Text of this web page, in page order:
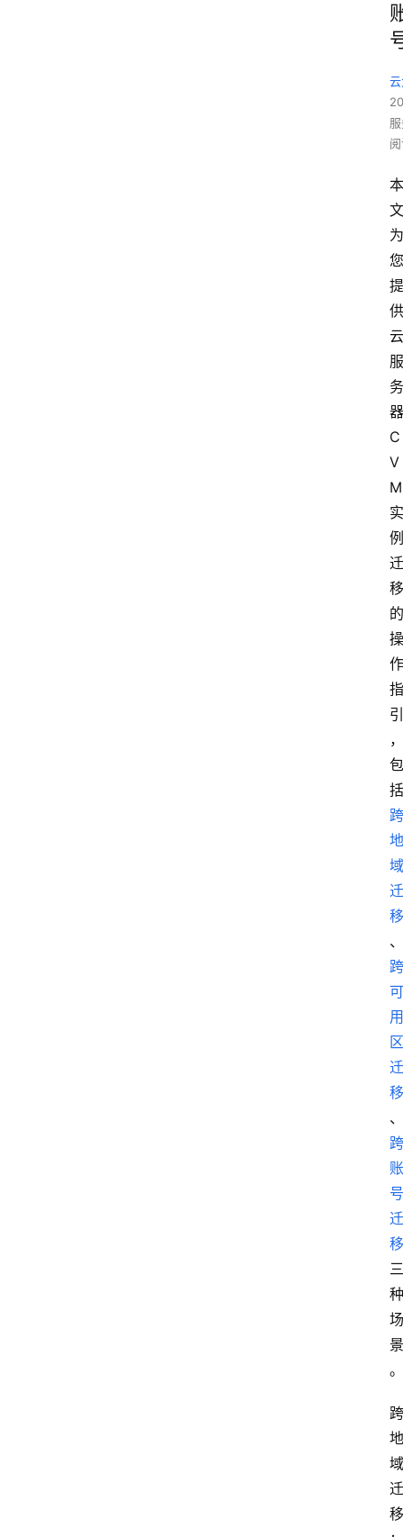
本
文
为
您
提
供
云
服
务
器
C
V
M
实
例
迁
移
的
操
作
指
引
，
包
跨
地
域
迁
移
、
跨
可
用
区
迁
移
、
跨
账
号
迁
移
三
种
场
景
。
跨
地
域
迁
移